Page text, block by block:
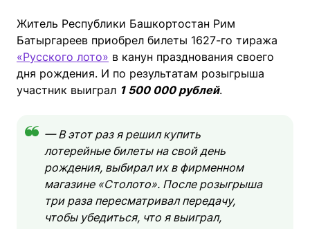
Житель Республики Башкортостан Рим
Батыргареев приобрел билеты 1627-го тиража
«Русского лото» в канун празднования своего
дня рождения. И по результатам розыгрыша
участник выиграл 1 500 000 рублей.
— В этот раз я решил купить
лотерейные билеты на свой день
рождения, выбирал их в фирменном
магазине «Столото». После розыгрыша
три раза пересматривал передачу,
чтобы убедиться, что я выиграл,